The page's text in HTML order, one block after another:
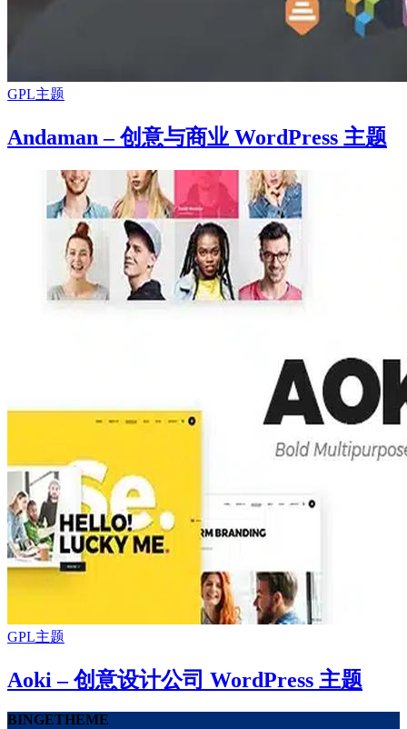
GPL主题
Andaman – 创意与商业 WordPress 主题
GPL主题
Aoki – 创意设计公司 WordPress 主题
BINGETHEME